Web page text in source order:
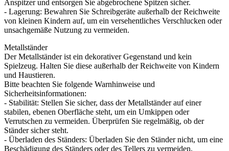
Anspitzer und entsorgen Sie abgebrochene Spitzen sicher.
- Lagerung: Bewahren Sie Schreibgeräte außerhalb der Reichweite
von kleinen Kindern auf, um ein versehentliches Verschlucken oder
unsachgemäße Nutzung zu vermeiden.
Metallständer
Der Metallständer ist ein dekorativer Gegenstand und kein
Spielzeug. Halten Sie diese außerhalb der Reichweite von Kindern
und Haustieren.
Bitte beachten Sie folgende Warnhinweise und
Sicherheitsinformationen:
- Stabilität: Stellen Sie sicher, dass der Metallständer auf einer
stabilen, ebenen Oberfläche steht, um ein Umkippen oder
Verrutschen zu vermeiden. Überprüfen Sie regelmäßig, ob der
Ständer sicher steht.
- Überladen des Ständers: Überladen Sie den Ständer nicht, um eine
Beschädigung des Ständers oder des Tellers zu vermeiden.